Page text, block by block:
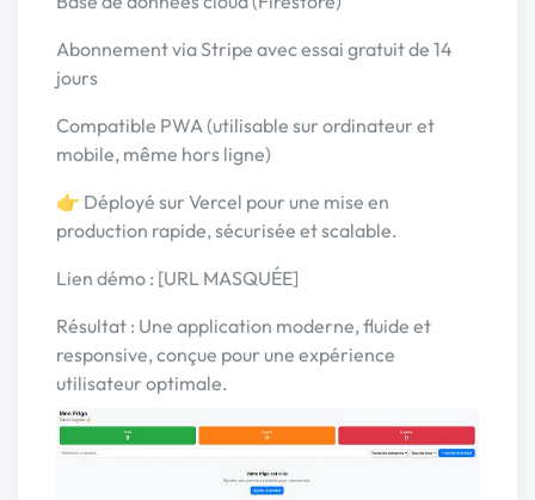
Abonnement via Stripe avec essai gratuit de 14
jours
Compatible PWA (utilisable sur ordinateur et
mobile, même hors ligne)
👉 Déployé sur Vercel pour une mise en
production rapide, sécurisée et scalable.
Lien démo : [URL MASQUÉE]
Résultat : Une application moderne, fluide et
responsive, conçue pour une expérience
utilisateur optimale.